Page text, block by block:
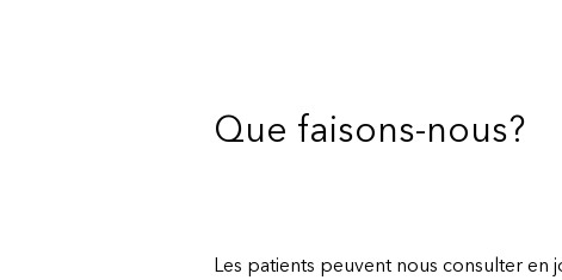
Que faisons-nous?
Les patients peuvent nous consulter en